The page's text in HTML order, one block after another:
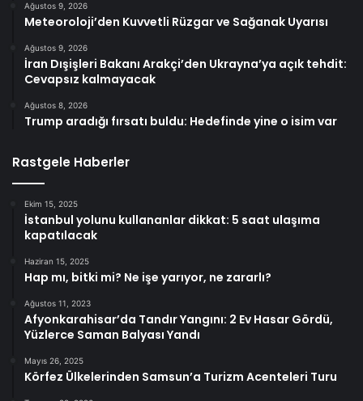
Ağustos 9, 2026
Meteoroloji’den Kuvvetli Rüzgar ve Sağanak Uyarısı
Ağustos 9, 2026
İran Dışişleri Bakanı Arakçi’den Ukrayna’ya açık tehdit:
Cevapsız kalmayacak
Ağustos 8, 2026
Trump aradığı fırsatı buldu: Hedefinde yine o isim var
Rastgele Haberler
Ekim 15, 2025
İstanbul yolunu kullananlar dikkat: 5 saat ulaşıma
kapatılacak
Haziran 15, 2025
Hap mı, bitki mi? Ne işe yarıyor, ne zararlı?
Ağustos 11, 2023
Afyonkarahisar’da Tandır Yangını: 2 Ev Hasar Gördü,
Yüzlerce Saman Balyası Yandı
Mayıs 26, 2025
Körfez Ülkelerinden Samsun’a Turizm Acenteleri Turu